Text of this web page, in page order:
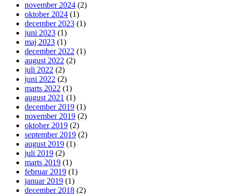
november 2024 (2)
oktober 2024 (1)
december 2023 (1)
juni 2023 (1)
maj 2023 (1)
december 2022 (1)
august 2022 (2)
juli 2022 (2)
juni 2022 (2)
marts 2022 (1)
august 2021 (1)
december 2019 (1)
november 2019 (2)
oktober 2019 (2)
september 2019 (2)
august 2019 (1)
juli 2019 (2)
marts 2019 (1)
februar 2019 (1)
januar 2019 (1)
december 2018 (2)